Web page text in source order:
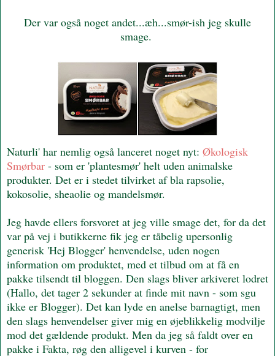
Der var også noget andet...æh...smør-ish jeg skulle
smage.
Naturli' har nemlig også lanceret noget nyt: Økologisk
Smørbar - som er 'plantesmør' helt uden animalske
produkter. Det er i stedet tilvirket af bla rapsolie,
kokosolie, sheaolie og mandelsmør.
Jeg havde ellers forsvoret at jeg ville smage det, for da det
var på vej i butikkerne fik jeg er tåbelig upersonlig
generisk 'Hej Blogger' henvendelse, uden nogen
information om produktet, med et tilbud om at få en
pakke tilsendt til bloggen. Den slags bliver arkiveret lodret
(Hallo, det tager 2 sekunder at finde mit navn - som sgu
ikke er Blogger). Det kan lyde en anelse barnagtigt, men
den slags henvendelser giver mig en øjeblikkelig modvilje
mod det gældende produkt. Men da jeg så faldt over en
pakke i Fakta, røg den alligevel i kurven - for